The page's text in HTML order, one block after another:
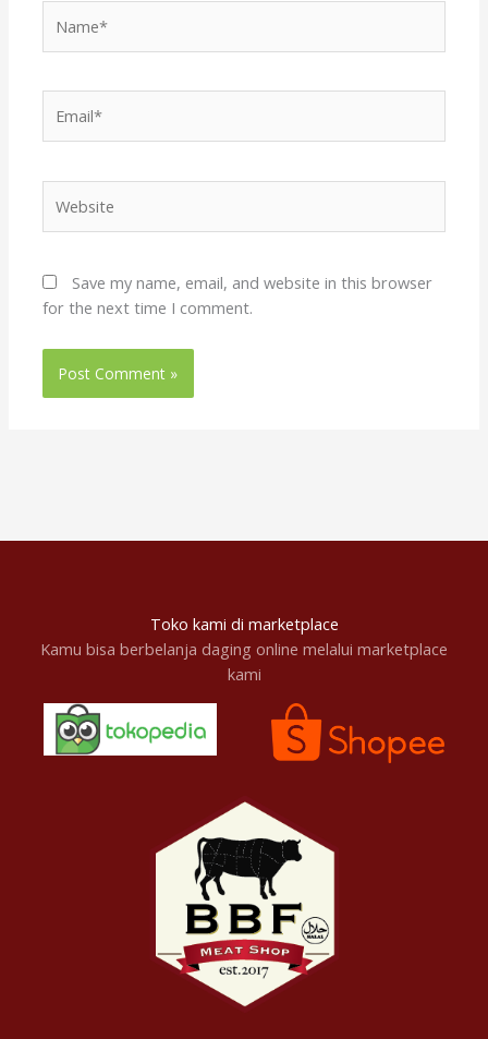
Save my name, email, and website in this browser
for the next time I comment.
Toko kami di marketplace
Kamu bisa berbelanja daging online melalui marketplace
kami